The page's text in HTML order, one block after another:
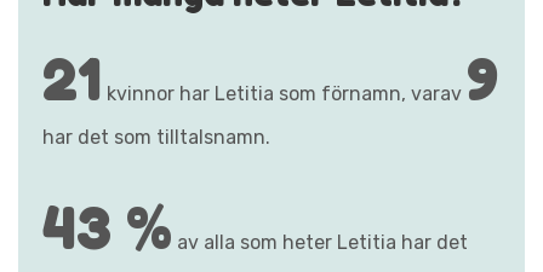
21 kvinnor har Letitia som förnamn, varav 9
har det som tilltalsnamn.
43 % av alla som heter Letitia har det